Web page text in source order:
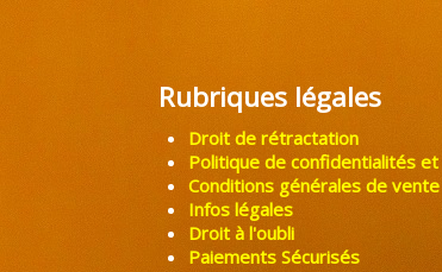
Rubriques légales
Droit de rétractation
Politique de confidentialités et
Conditions générales de vente
Infos légales
Droit à l'oubli
Paiements Sécurisés